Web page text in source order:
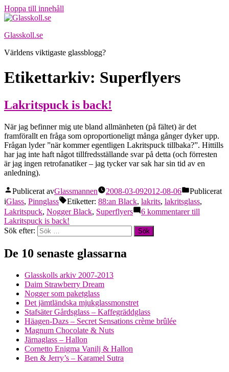
Hoppa till innehåll
Glasskoll.se
Världens viktigaste glassblogg?
Etikettarkiv: Superflyers
Lakritspuck is back!
När jag befinner mig ute bland allmänheten (på fältet) är det
framförallt en fråga som oproportioneligt många gånger dyker upp.
Frågan lyder ”när kommer egentligen Lakritspuck tillbaka?”. Hittills
har jag inte haft något tillfredsställande svar på detta (och förresten
är jag ingen retrofanatiker – jag tycker var sak har sin tid av en
anledning).
Publicerat avGlassmannen 2008-03-092012-08-06
Publicerat
iGlass, Pinnglass Etiketter: 88:an Black, lakrits, lakritsglass,
Lakritspuck, Nogger Black, Superflyers 6 kommentarertill
Lakritspuck is back!
Sök efter:
De 10 senaste glassarna
Glasskolls arkiv 2007-2013
Daim Strawberry Dream
Nogger som paketglass
Det jämtländska mjukglassmonstret
Stafsäter Gårdsglass – Kaffegräddglass
Häagen-Dazs – Secret Sensations crème brûlée
Magnum Chocolate & Nuts
Järnaglass – Hallon
Cornetto Enigma Vanilj & Hallon
Ben & Jerry’s – Karamel Sutra